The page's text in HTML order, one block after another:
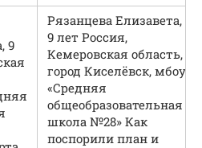
9
Рязанцева Елизавета,
9 лет Россия,
Кемеровская область,
город Киселёвск, мбоу
«Средняя
общеобразовательная
школа №28» Как
поспорили план и